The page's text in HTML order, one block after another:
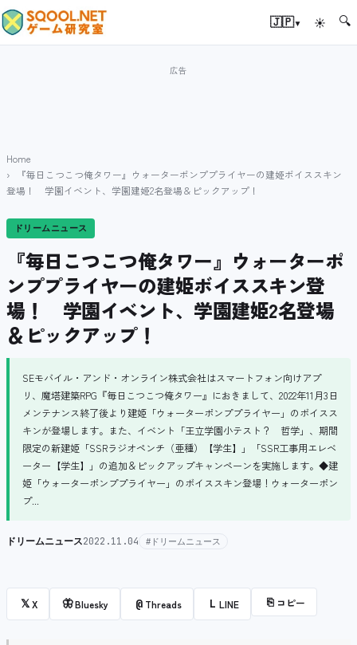
🇯🇵▾ ☀ 🔍
Home
『毎日こつこつ俺タワー』ウォーターポンププライヤーの建姫ボイススキン
登場！ 学園イベント、学園建姫2名登場＆ピックアップ！
ドリームニュース
『毎日こつこつ俺タワー』ウォーターポ
ンププライヤーの建姫ボイススキン登
場！ 学園イベント、学園建姫2名登場
＆ピックアップ！
SEモバイル・アンド・オンライン株式会社はスマートフォン向けアプ
リ、魔塔建築RPG『毎日こつこつ俺タワー』におきまして、2022年11月3日
メンテナンス終了後より建姫「ウォーターポンププライヤー」のボイスス
キンが登場します。また、イベント「王立学園小テスト？ 哲学」、期間
限定の新建姫「SSRラジオペンチ（亜種）【学生】」「SSR工事用エレベ
ーター【学生】」の追加＆ピックアップキャンペーンを実施します。◆建
姫「ウォーターポンププライヤー」のボイススキン登場！ウォーターポン
プ...
ドリームニュース2022.11.04 #ドリームニュース
𝕏X 🦋Bluesky @ Threads L LINE ⎘ コピー